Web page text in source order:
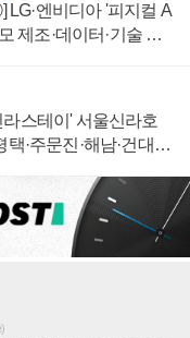
LG·엔비디아 '피지컬 A
제조·데이터·기술 결
스테이' 서울신라호
·주문진·해남·건대로